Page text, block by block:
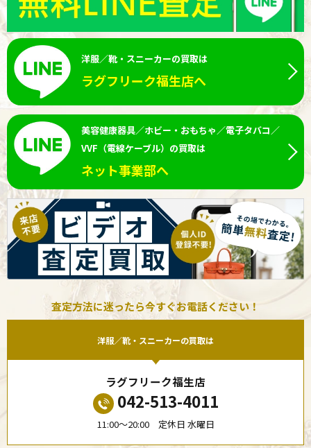
洋服／靴・スニーカーの買取は
ラグフリーク福生店へ
美容健康器具／ホビー・おもちゃ／電子タバコ／
VVF（電線ケーブル）の買取は
ネット事業部へ
査定方法に迷ったら今すぐお電話ください！
洋服／靴・スニーカーの買取は
ラグフリーク福生店
042-513-4011
11:00〜20:00 定休日 水曜日